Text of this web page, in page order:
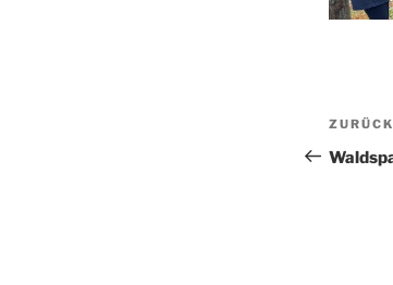
Beitrag
ZURÜCK